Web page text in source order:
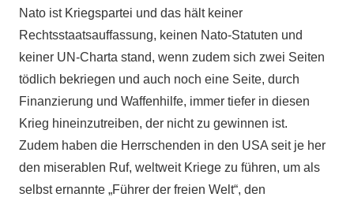
Nato ist Kriegspartei und das hält keiner
Rechtsstaatsauffassung, keinen Nato-Statuten und
keiner UN-Charta stand, wenn zudem sich zwei Seiten
tödlich bekriegen und auch noch eine Seite, durch
Finanzierung und Waffenhilfe, immer tiefer in diesen
Krieg hineinzutreiben, der nicht zu gewinnen ist.
Zudem haben die Herrschenden in den USA seit je her
den miserablen Ruf, weltweit Kriege zu führen, um als
selbst ernannte „Führer der freien Welt“, den